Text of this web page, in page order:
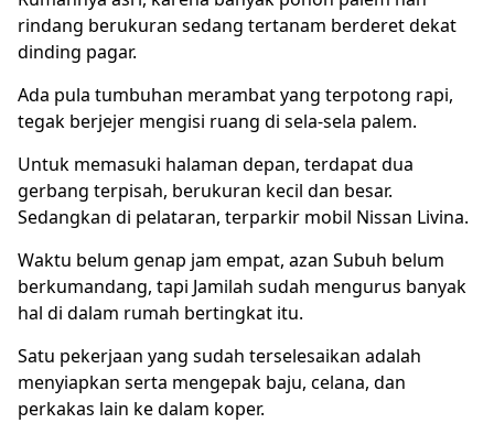
rindang berukuran sedang tertanam berderet dekat
dinding pagar.
Ada pula tumbuhan merambat yang terpotong rapi,
tegak berjejer mengisi ruang di sela-sela palem.
Untuk memasuki halaman depan, terdapat dua
gerbang terpisah, berukuran kecil dan besar.
Sedangkan di pelataran, terparkir mobil Nissan Livina.
Waktu belum genap jam empat, azan Subuh belum
berkumandang, tapi Jamilah sudah mengurus banyak
hal di dalam rumah bertingkat itu.
Satu pekerjaan yang sudah terselesaikan adalah
menyiapkan serta mengepak baju, celana, dan
perkakas lain ke dalam koper.